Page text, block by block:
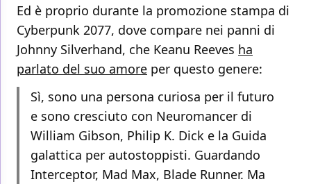
Ed è proprio durante la promozione stampa di
Cyberpunk 2077, dove compare nei panni di
Johnny Silverhand, che Keanu Reeves ha
parlato del suo amore per questo genere:
Sì, sono una persona curiosa per il futuro
e sono cresciuto con Neuromancer di
William Gibson, Philip K. Dick e la Guida
galattica per autostoppisti. Guardando
Interceptor, Mad Max, Blade Runner. Ma